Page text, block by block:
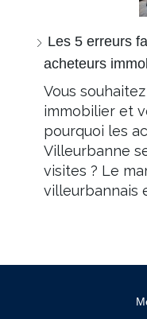
Les 5 erreurs
acheteurs
Vous
immobilier et
pourquoi les
Villeurbanne
visites ? Le
villeurbannais